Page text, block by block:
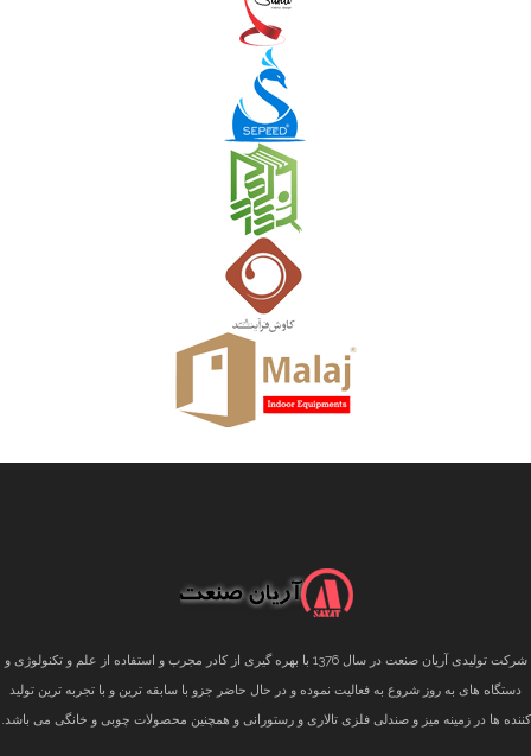
شرکت تولیدی آریان صنعت در سال 1376 با بهره گیری از کادر مجرب و استفاده از علم و تکنولوژی و
دستگاه های به روز شروع به فعالیت نموده و در حال حاضر جزو با سابقه ترین و با تجربه ترین تولید
کننده ها در زمینه میز و صندلی فلزی تالاری و رستورانی و همچنین محصولات چوبی و خانگی می باشد.